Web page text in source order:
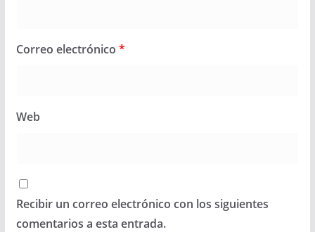
Correo electrónico *
Web
Recibir un correo electrónico con los siguientes
comentarios a esta entrada.